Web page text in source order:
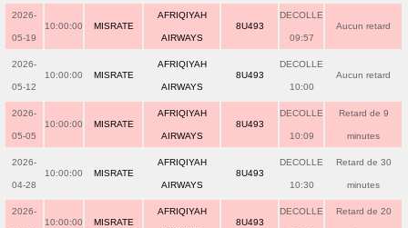
2026-
05-19
10:00:00 MISRATE
AFRIQIYAH
AIRWAYS
8U493
DECOLLE
09:57
Aucun retard
2026-
05-12
10:00:00 MISRATE
AFRIQIYAH
AIRWAYS
8U493
DECOLLE
10:00
Aucun retard
2026-
05-05
10:00:00 MISRATE
AFRIQIYAH
AIRWAYS
8U493
DECOLLE
10:09
Retard de 9
minutes
2026-
04-28
10:00:00 MISRATE
AFRIQIYAH
AIRWAYS
8U493
DECOLLE
10:30
Retard de 30
minutes
2026-
10:00:00 MISRATE
AFRIQIYAH
8U493
DECOLLE Retard de 20